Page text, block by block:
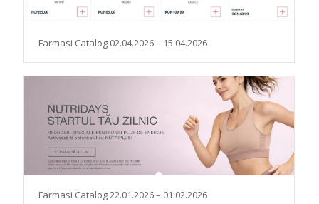
Farmasi Catalog 02.04.2026 – 15.04.2026
Farmasi Catalog 22.01.2026 – 01.02.2026